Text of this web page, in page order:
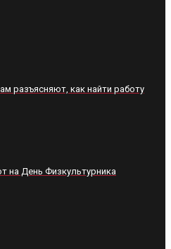
разъясняют, как найти работу
на День Физкультурника